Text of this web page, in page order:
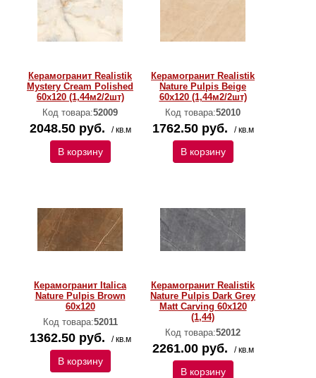
Керамогранит Realistik
Mystery Cream Polished
60х120 (1,44м2/2шт)
Код товара:52009
2048.50 руб. / кв.м
В корзину
Керамогранит Realistik
Nature Pulpis Beige
60x120 (1,44м2/2шт)
Код товара:52010
1762.50 руб. / кв.м
В корзину
Керамогранит Italica
Nature Pulpis Brown
60x120
Код товара:52011
1362.50 руб. / кв.м
В корзину
Керамогранит Realistik
Nature Pulpis Dark Grey
Matt Carving 60x120
(1,44)
Код товара:52012
2261.00 руб. / кв.м
В корзину